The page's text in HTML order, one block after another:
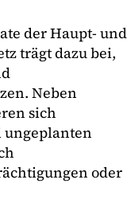
der Haupt- und
trägt dazu bei,
Neben
sich
ungeplanten
oder